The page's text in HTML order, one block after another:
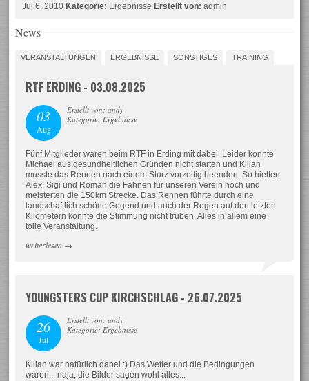
Jul 6, 2010Kategorie: ErgebnisseErstellt von: admin
News
VERANSTALTUNGEN ERGEBNISSE SONSTIGES TRAINING
RTF ERDING - 03.08.2025
03
Aug
Erstellt von: andy
Kategorie: Ergebnisse
Fünf Mitglieder waren beim RTF in Erding mit dabei. Leider konnte
Michael aus gesundheitlichen Gründen nicht starten und Kilian
musste das Rennen nach einem Sturz vorzeitig beenden. So hielten
Alex, Sigi und Roman die Fahnen für unseren Verein hoch und
meisterten die 150km Strecke. Das Rennen führte durch eine
landschaftlich schöne Gegend und auch der Regen auf den letzten
Kilometern konnte die Stimmung nicht trüben. Alles in allem eine
tolle Veranstaltung.
weiterlesen →
YOUNGSTERS CUP KIRCHSCHLAG - 26.07.2025
26
Jul
Erstellt von: andy
Kategorie: Ergebnisse
Kilian war natürlich dabei :) Das Wetter und die Bedingungen
waren... naja, die Bilder sagen wohl alles...